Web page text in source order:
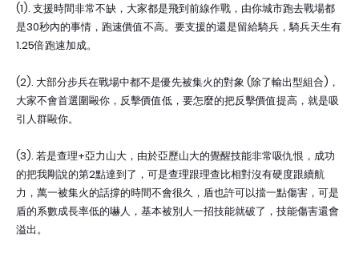
(1). 支援時間非常不缺，大家都是飛到前線作戰，由你城市跑去戰場都
是30秒內的事情，跑速價值不高。要支援的還是留給騎兵，騎兵天生有
1.25倍跑速加成。
(2). 大部分步兵在戰場中都不是優先被集火的對象 (除了輸出型組合)，
大家不會首選圍毆你，反擊價值低，要怎麼的把反擊價值提高，就是吸
引人群毆你。
(3). 若是查理+亞力山大，由於亞歷山大的覺醒技能非常吸仇恨，成功
的把我剛說的第2點達到了，可是查理跟理查比相對沒有硬度跟續航
力，萬一被集火的話撐的時間不會很久，盾也許可以擋一點傷害，可是
盾的系數成長率低的嚇人，基本被別人一招技能就破了，技能傷害還會
溢出。